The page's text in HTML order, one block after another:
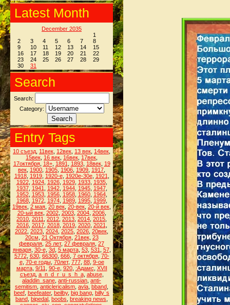
Latest Month
December 2035
1
2
3 4 5 6 7
8
9
10 11 12 13 14
15
16
17 18 19 20 21
22
23
24 25 26 27 28
29
30
31
Search
Search:
Category:
Entry Tags
10 съезд 11век 12век 13 век 14век
15век 16 век 16век 17век
17октября, 18+, 1891 1893, 18век, 19
век 1900 1905 1906 1909 1917
1918, 1919, 1920-е, 1920е-30е, 1921
1922, 1924, 1926, 1929, 1933, 1935,
1937, 1941 1942, 1944, 1945, 1947,
1952, 1953, 1956, 1958, 1960, 1964,
1968, 1972, 1974, 1989, 1995, 1999,
19век 2 мая 20 век 20-век 20-й век
20-ый век, 2002, 2003, 2004, 2006,
2010 2011 2012 2013 2014 2015
2016, 2017, 2018, 2019, 2020, 2021
2022 2023 2024 2025 2026 20век
20см 21 Октября, 21век, 23
февраля 25 лет, 27 февраля 27
января, 30-е, 3d, 5 марта, 53, 531 57,
5772, 630, 66300, 666, 7 октября, 70-
е, 70-е годы, 70лет, 777, 88, 9-ое
марта, 9/11 90-е, 920, :Адамс XVII
съезд, a_n_d_r_u_s_h_a, abuse,
aladdin_sane anti-russian anti-
semitism anticlericalism avla bband
beef beefeater, beilby, big bang billy`s
band bipedal boobs breaking news